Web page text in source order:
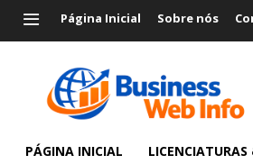
Página Inicial Sobre nós
PÁGINA INICIAL LICENCIATURAS